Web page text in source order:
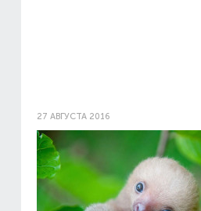
27 АВГУСТА 2016